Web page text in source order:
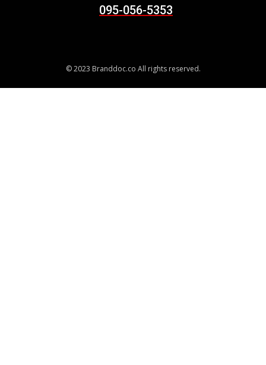
095-056-5353
© 2023 Branddoc.co All rights reserved.